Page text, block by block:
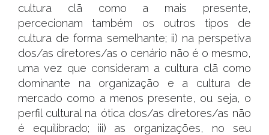
cultura clã como a mais presente,
percecionam também os outros tipos de
cultura de forma semelhante; ii) na perspetiva
dos/as diretores/as o cenário não é o mesmo,
uma vez que consideram a cultura clã como
dominante na organização e a cultura de
mercado como a menos presente, ou seja, o
perfil cultural na ótica dos/as diretores/as não
é equilibrado; iii) as organizações, no seu